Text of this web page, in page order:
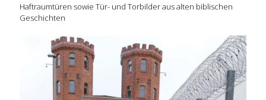
Haftraumtüren sowie Tür- und Torbilder aus alten biblischen
Geschichten